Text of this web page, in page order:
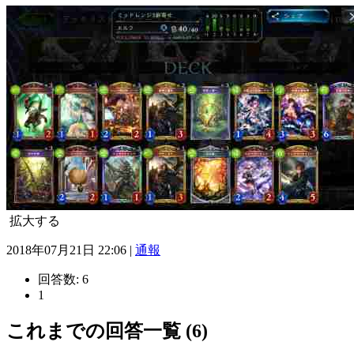
拡大する
2018年07月21日 22:06 | 通報
回答数: 6
1
これまでの回答一覧 (6)